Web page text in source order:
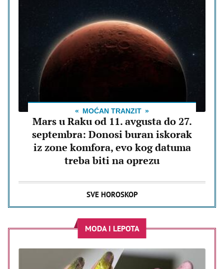
MOĆAN TRANZIT
Mars u Raku od 11. avgusta do 27.
septembra: Donosi buran iskorak
iz zone komfora, evo kog datuma
treba biti na oprezu
SVE HOROSKOP
MODA I LEPOTA